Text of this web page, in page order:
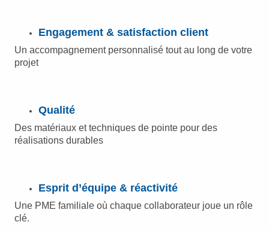
Engagement & satisfaction client
Un accompagnement personnalisé tout au long de votre
projet
Qualité
Des matériaux et techniques de pointe pour des
réalisations durables
Esprit d’équipe & réactivité
Une PME familiale où chaque collaborateur joue un rôle
clé.